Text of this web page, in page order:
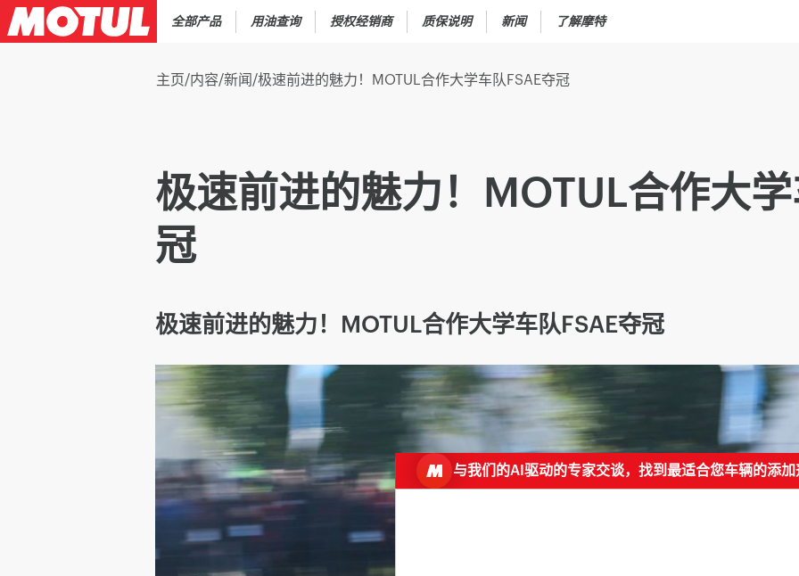
全部产品 用油查询 授权经销商 质保说明 新闻 了解摩特
主页/内容/新闻 /极速前进的魅力！MOTUL合作大学车队FSAE夺冠
极速前进的魅力！MOTUL合作大
冠
极速前进的魅力！MOTUL合作大学车队FSAE夺冠
与我们的AI驱动的专家交谈，找到最适合您车辆的添加